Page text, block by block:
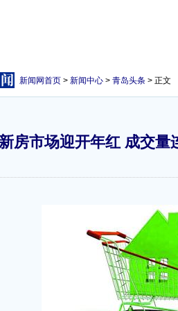
新闻网首页 > 新闻中心 > 青岛头条 > 正文
房市场迎开年红 成交量